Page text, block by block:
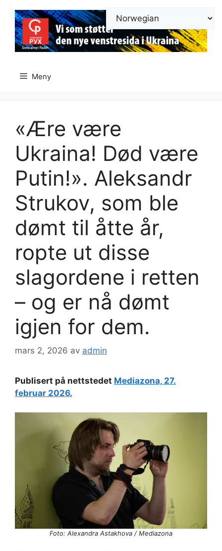
innhold
Meny
«Ære være
Ukraina! Død være
Putin!». Aleksandr
Strukov, som ble
dømt til åtte år,
ropte ut disse
slagordene i retten
– og er nå dømt
igjen for dem.
mars 2, 2026 av admin
Publisert på nettstedet Mediazona, 27.
februar 2026.
Foto: Alexandra Astakhova / Mediazona